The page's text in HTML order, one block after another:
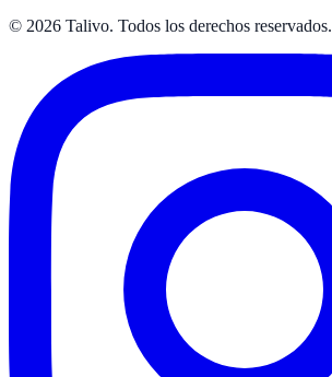
© 2026 Talivo. Todos los derechos reservados.